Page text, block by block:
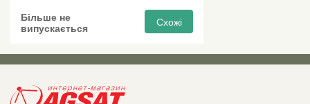
Більше не
випускається
Схожі